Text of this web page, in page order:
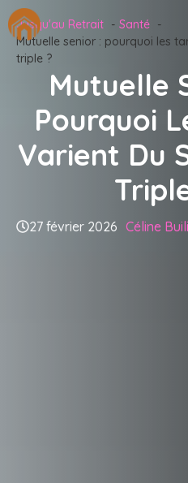
Aller
au
contenu
Jusqu'au Retrait
Santé
Mutuelle senior : pourquoi les
triple ?
Mutuelle
Pourquoi
Varient Du
27 février 2026 Céline